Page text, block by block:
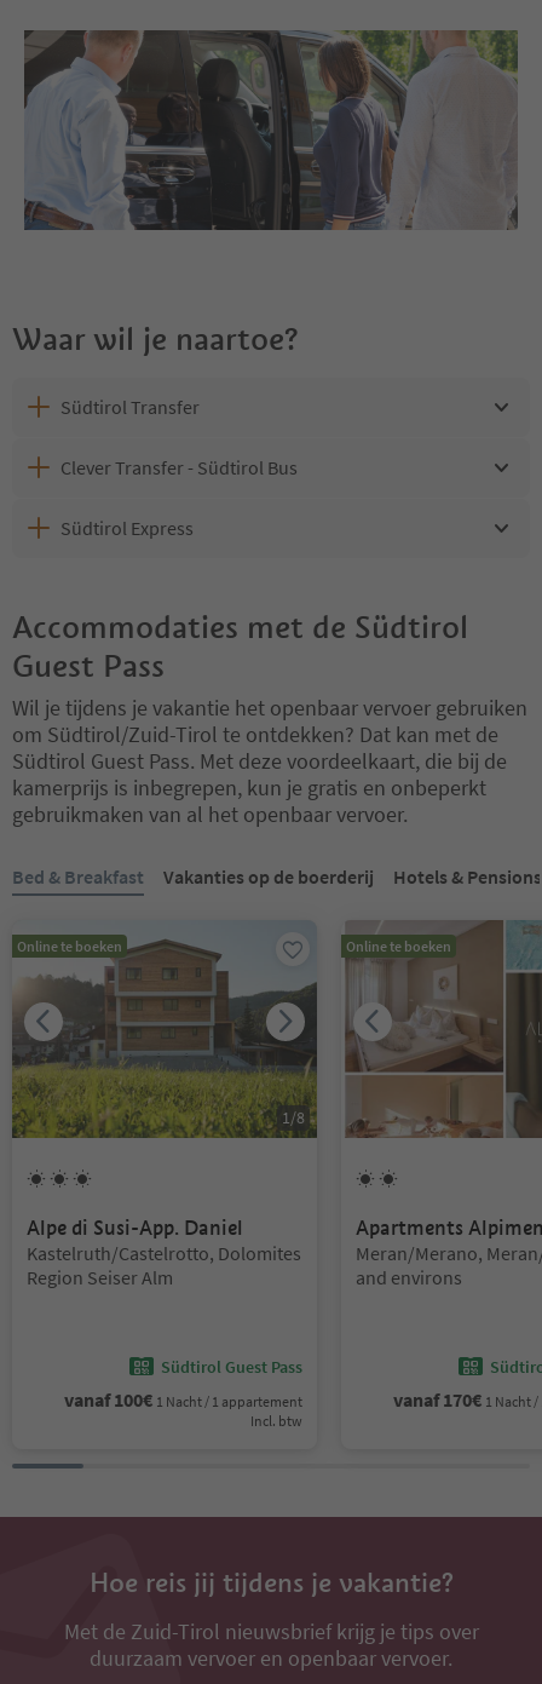
Waar wil je naartoe?
Südtirol Transfer
Clever Transfer - Südtirol Bus
Südtirol Express
Accommodaties met de Südtirol
Guest Pass
Wil je tijdens je vakantie het openbaar vervoer gebruiken
om Südtirol/Zuid-Tirol te ontdekken? Dat kan met de
Südtirol Guest Pass. Met deze voordeelkaart, die bij de
kamerprijs is inbegrepen, kun je gratis en onbeperkt
gebruikmaken van al het openbaar vervoer.
Bed & Breakfast Vakanties op de boerderij Hotels & Pensions
Online te boeken
1 /8
Alpe di Susi-App. Daniel
Locatie:
Kastelruth/Castelrotto, Dolomites
Region Seiser Alm
Südtirol Guest Pass
vanaf100€ 1 Nacht / 1 appartement
Incl. btw
Online te boeken
Apartments
Locatie:
Meran/Merano,
and environs
vanaf170€ 1 Nacht
Hoe reis jij tijdens je vakantie?
Met de Zuid-Tirol nieuwsbrief krijg je tips over
duurzaam vervoer en openbaar vervoer.